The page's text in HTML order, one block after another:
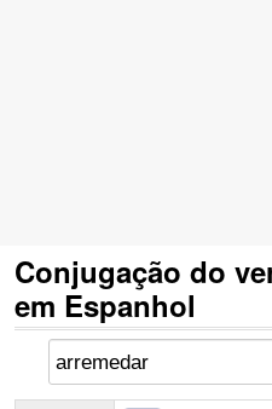
Conjugação do
em Espanhol